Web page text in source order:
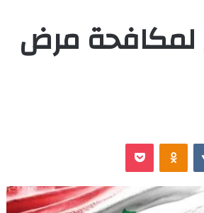
لمكافحة مرض
‏VKontakte
Odnoklassniki
‫Pocket